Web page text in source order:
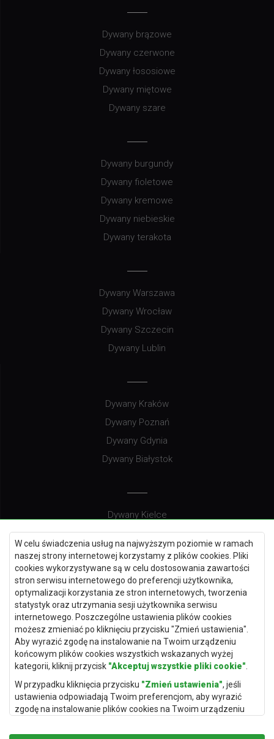
W celu świadczenia usług na najwyższym poziomie w ramach
naszej strony internetowej korzystamy z plików cookies. Pliki
cookies wykorzystywane są w celu dostosowania zawartości
stron serwisu internetowego do preferencji użytkownika,
optymalizacji korzystania ze stron internetowych, tworzenia
statystyk oraz utrzymania sesji użytkownika serwisu
internetowego. Poszczególne ustawienia plików cookies
możesz zmieniać po kliknięciu przycisku "Zmień ustawienia".
Aby wyrazić zgodę na instalowanie na Twoim urządzeniu
końcowym plików cookies wszystkich wskazanych wyżej
kategorii, kliknij przycisk "Akceptuj wszystkie pliki cookie"
W przypadku kliknięcia przycisku "Zmień ustawienia", jeśli
ustawienia odpowiadają Twoim preferencjom, aby wyrazić
zgodę na instalowanie plików cookies na Twoim urządzeniu
"Zapisz i zaakceptuj".
Dywany brązowe
Dywany czerwone
Dywany łososiowe
Dywany miętowe
Dywany szare
Dywany burgundy
Dywany fioletowe
Dywany kremowe
Dywany niebieskie
Dywany terakota
Dywany Warszawa
Dywany Wrocław
Dywany Szczecin
Dywany Lublin
Dywany Kraków
Dywany Poznań
Dywany Gdynia
Dywany Białystok
Dywany Kielce
Dywany Gdańsk
Dywany Toruń
Dywany Bydgoszcz
Dywany Łódź
Dywany Katowice
Dywany Rzeszów
Dywany Częstochowa